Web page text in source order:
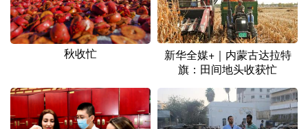
秋收忙
新华全媒+｜内蒙古达拉特
旗：田间地头收获忙